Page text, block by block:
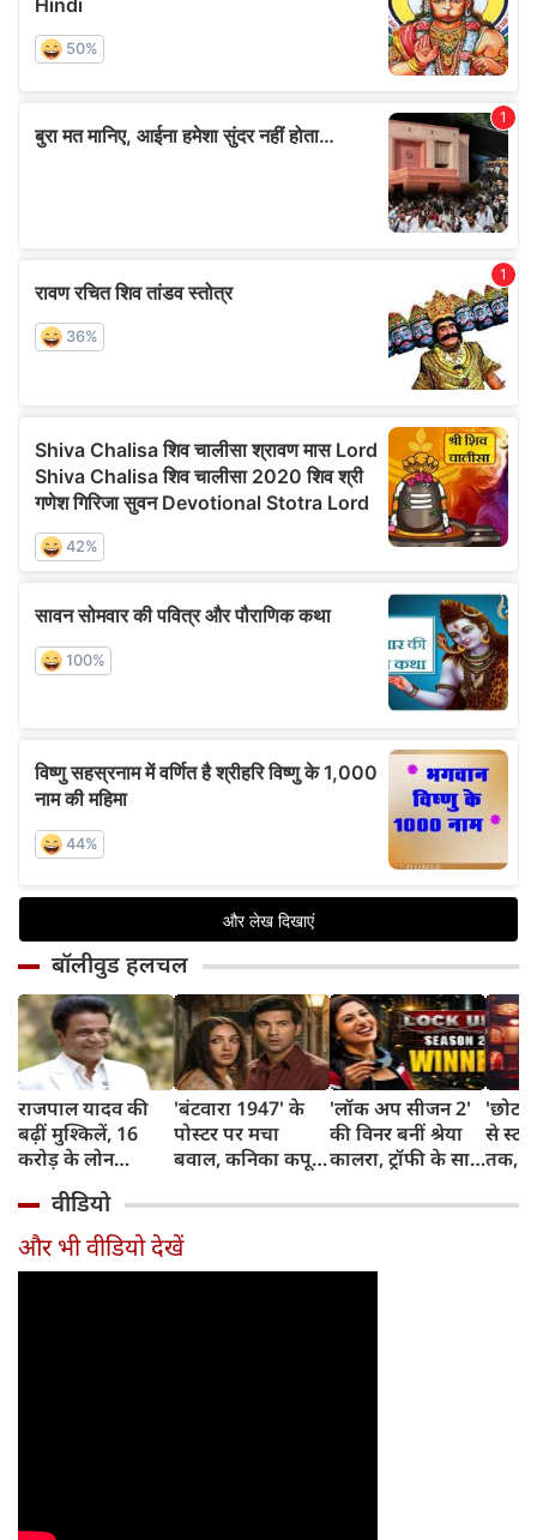
बॉलीवुड हलचल
राजपाल यादव की
बढ़ीं मुश्किलें, 16
करोड़ के लोन
बड़ी कार्रवाई, चस्पा
किया कुर्की-नीलामी
का नोटिस
'बंटवारा 1947' के
पोस्टर पर मचा
बवाल, कनिका कपूर
समझ बैठे फैंस,
एक्ट्रेस ने दिया
रिएक्शन
'लॉक अप सीजन 2'
की विनर बनीं श्रेया
कालरा, ट्रॉफी के साथ
प्राइज मनी
'छोटा
से
तक,
सफर
वीडियो
और भी वीडियो देखें